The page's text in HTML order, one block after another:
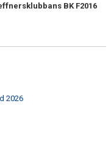
BK F2016
2026